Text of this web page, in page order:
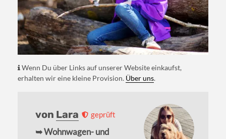
Wenn Du über Links auf unserer Website einkaufst,
erhalten wir eine kleine Provision. Über uns.
von Lara geprüft
➥ Wohnwagen- und